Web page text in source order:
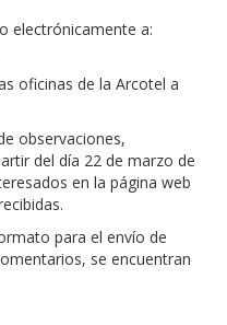
electrónicamente a:
oficinas de la Arcotel a
observaciones,
del día 22 de marzo de
en la página web
para el envío de
se encuentran